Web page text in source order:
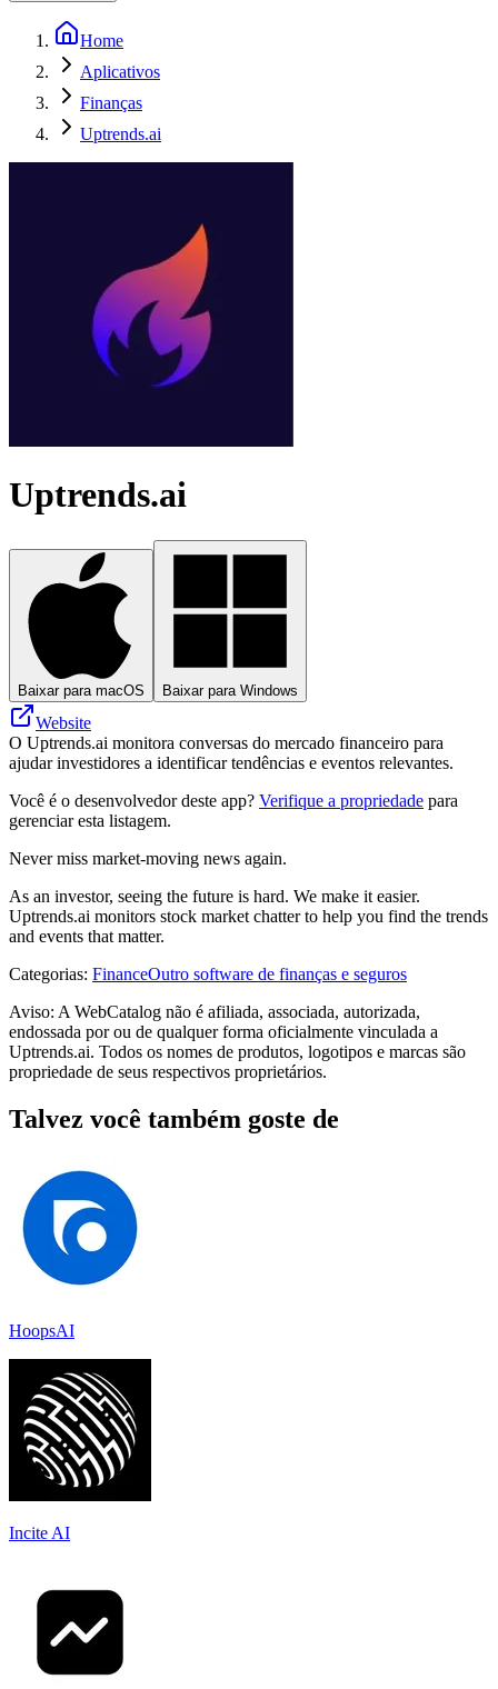
Home
Aplicativos
Finanças
Uptrends.ai
Uptrends.ai
Baixar para macOS Baixar para Windows
Website
O Uptrends.ai monitora conversas do mercado financeiro para
ajudar investidores a identificar tendências e eventos relevantes.
Você é o desenvolvedor deste app? Verifique a propriedade para
gerenciar esta listagem.
Never miss market-moving news again.
As an investor, seeing the future is hard. We make it easier.
Uptrends.ai monitors stock market chatter to help you find the trends
and events that matter.
Categorias: FinanceOutro software de finanças e seguros
Aviso: A WebCatalog não é afiliada, associada, autorizada,
endossada por ou de qualquer forma oficialmente vinculada a
Uptrends.ai. Todos os nomes de produtos, logotipos e marcas são
propriedade de seus respectivos proprietários.
Talvez você também goste de
HoopsAI
Incite AI